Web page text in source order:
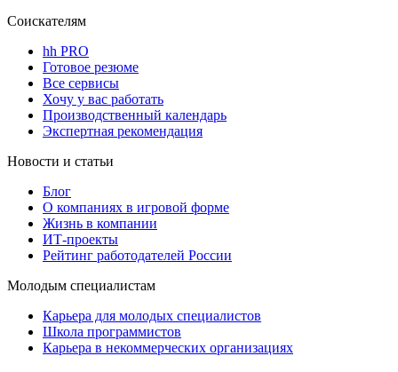
Соискателям
hh PRO
Готовое резюме
Все сервисы
Хочу у вас работать
Производственный календарь
Экспертная рекомендация
Новости и статьи
Блог
О компаниях в игровой форме
Жизнь в компании
ИТ-проекты
Рейтинг работодателей России
Молодым специалистам
Карьера для молодых специалистов
Школа программистов
Карьера в некоммерческих организациях